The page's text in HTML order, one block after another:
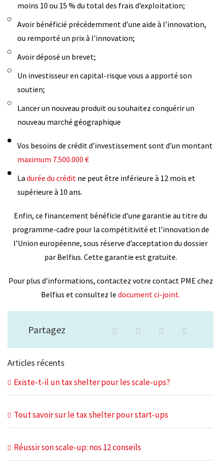
moins 10 ou 15 % du total des frais d’exploitation;
Avoir bénéficié précédemment d’une aide à l’innovation,
ou remporté un prix à l’innovation;
Avoir déposé un brevet;
Un investisseur en capital-risque vous a apporté son
soutien;
Lancer un nouveau produit ou souhaitez conquérir un
nouveau marché géographique
Vos besoins de crédit d’investissement sont d’un montant
maximum 7.500.000 €
La durée du crédit ne peut être inférieure à 12 mois et
supérieure à 10 ans.
Enfin, ce financement bénéficie d’une garantie au titre du
programme-cadre pour la compétitivité et l’innovation de
l’Union européenne, sous réserve d’acceptation du dossier
par Belfius. Cette garantie est gratuite.
Pour plus d’informations, contactez votre contact PME chez
Belfius et consultez le document ci-joint.
Partagez
Articles récents
Existe-t-il un tax shelter pour les scale-ups?
Tout savoir sur le tax shelter pour start-ups
Réussir son scale-up: nos 12 conseils